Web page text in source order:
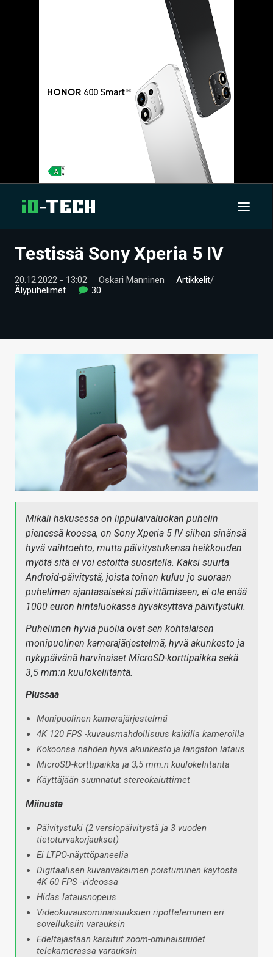
UUTISET
ARTIKKELIT
TECHBBS
KAUPPA
Testissä Sony Xperia 5 IV
20.12.2022 - 13:02 Oskari Manninen Artikkelit/
Älypuhelimet
30
Mikäli hakusessa on lippulaivaluokan puhelin
pienessä koossa, on Sony Xperia 5 IV siihen sinänsä
hyvä vaihtoehto, mutta päivitystukensa heikkouden
myötä sitä ei voi estoitta suositella. Kaksi suurta
Android-päivitystä, joista toinen kuluu jo suoraan
puhelimen ajantasaiseksi päivittämiseen, ei ole enää
1000 euron hintaluokassa hyväksyttävä päivitystuki.
Puhelimen hyviä puolia ovat sen kohtalaisen
monipuolinen kamerajärjestelmä, hyvä akunkesto ja
nykypäivänä harvinaiset MicroSD-korttipaikka sekä
3,5 mm:n kuulokeliitäntä.
Plussaa
Monipuolinen kamerajärjestelmä
4K 120 FPS -kuvausmahdollisuus kaikilla kameroilla
Kokoonsa nähden hyvä akunkesto ja langaton lataus
MicroSD-korttipaikka ja 3,5 mm:n kuulokeliitäntä
Käyttäjään suunnatut stereokaiuttimet
Miinusta
Päivitystuki (2 versiopäivitystä ja 3 vuoden
tietoturvakorjaukset)
Ei LTPO-näyttöpaneelia
Digitaalisen kuvanvakaimen poistuminen käytöstä
4K 60 FPS -videossa
Hidas latausnopeus
Videokuvausominaisuuksien ripotteleminen eri
sovelluksiin varauksin
Edeltäjästään karsitut zoom-ominaisuudet
telekamerassa varauksin